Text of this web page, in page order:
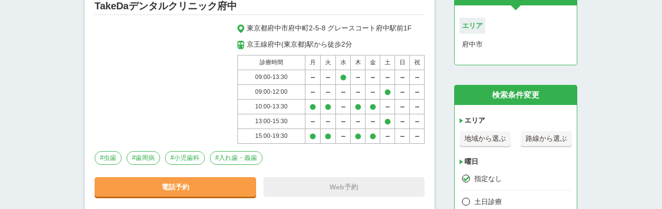
エリア
府中市
検索条件変更
エリア
地域から選ぶ 路線から選ぶ
曜日
指定なし
土日診療
TakeDaデンタルクリニック府中
東京都府中市府中町2-5-8 グレースコート府中駅前1F
京王線府中(東京都)駅から徒歩2分
診療時間 月 火 水 木 金 土 日 祝
09:00-13:30
09:00-12:00
10:00-13:30
13:00-15:30
15:00-19:30
#虫歯 #歯周病 #小児歯科 #入れ歯・義歯
電話予約 Web予約